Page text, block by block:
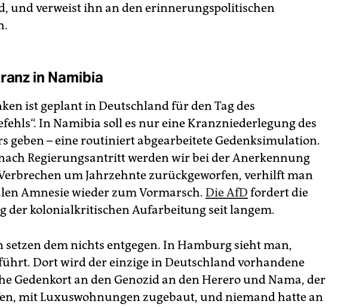
und verweist ihn an den erinnerungspolitischen
in Namibia
ist geplant in Deutschland für den Tag des
In Namibia soll es nur eine Kranzniederlegung des
geben – eine routiniert abgearbeitete Gedenksimulation.
Regierungsantritt werden wir bei der Anerkennung
um Jahrzehnte zurückgeworfen, verhilft man
Amnesie wieder zum Vormarsch. Die AfD fordert die
der kolonialkritischen Aufarbeitung seit langem.
setzen dem nichts entgegen. In Hamburg sieht man,
Dort wird der einzige in Deutschland vorhandene
Gedenkort an den Genozid an den Herero und Nama, der
mit Luxuswohnungen zugebaut, und niemand hatte an